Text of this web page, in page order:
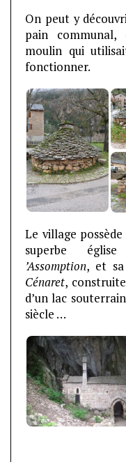
On peut y
pain communal,
moulin qui
fonctionner.
Le village
superbe
’Assomption, et sa
Cénaret,
d’un lac
siècle …